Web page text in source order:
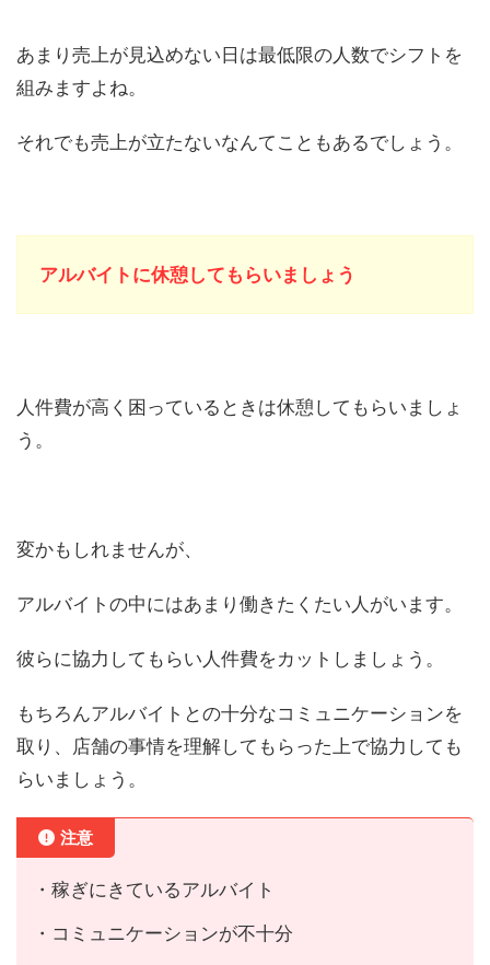
あまり売上が見込めない日は最低限の人数でシフトを
組みますよね。
それでも売上が立たないなんてこともあるでしょう。
アルバイトに休憩してもらいましょう
人件費が高く困っているときは休憩してもらいましょ
う。
変かもしれませんが、
アルバイトの中にはあまり働きたくたい人がいます。
彼らに協力してもらい人件費をカットしましょう。
もちろんアルバイトとの十分なコミュニケーションを
取り、店舗の事情を理解してもらった上で協力しても
らいましょう。
注意
・稼ぎにきているアルバイト
・コミュニケーションが不十分